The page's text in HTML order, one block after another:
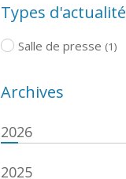
Types d'actualité
Salle de presse (1)
Archives
2026
2025